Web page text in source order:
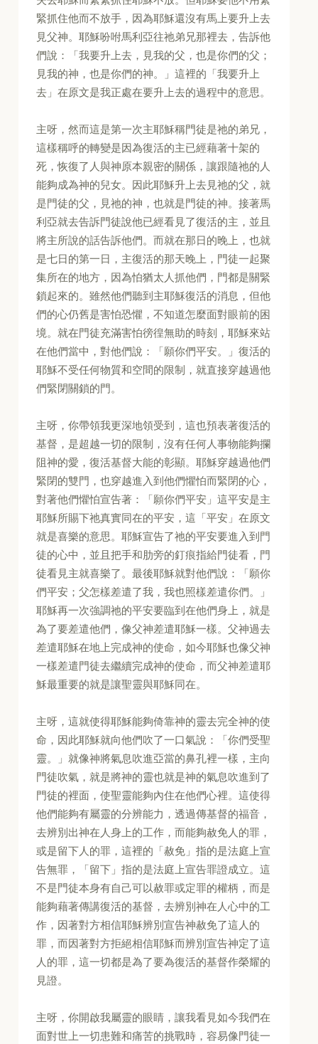
緊抓住他而不放手，因為耶穌還沒有馬上要升上去
見父神。耶穌吩咐馬利亞往祂弟兄那裡去，告訴他
們說：「我要升上去，見我的父，也是你們的父；
見我的神，也是你們的神。」這裡的「我要升上
去」在原文是我正處在要升上去的過程中的意思。
主呀，然而這是第一次主耶穌稱門徒是祂的弟兄，
這樣稱呼的轉變是因為復活的主已經藉著十架的
死，恢復了人與神原本親密的關係，讓跟隨祂的人
能夠成為神的兒女。因此耶穌升上去見祂的父，就
是門徒的父，見祂的神，也就是門徒的神。接著馬
利亞就去告訴門徒說他已經看見了復活的主，並且
將主所說的話告訴他們。而就在那日的晚上，也就
是七日的第一日，主復活的那天晚上，門徒一起聚
集所在的地方，因為怕猶太人抓他們，門都是關緊
鎖起來的。雖然他們聽到主耶穌復活的消息，但他
們的心仍舊是害怕恐懼，不知道怎麼面對眼前的困
境。就在門徒充滿害怕徬徨無助的時刻，耶穌來站
在他們當中，對他們說：「願你們平安。」復活的
耶穌不受任何物質和空間的限制，就直接穿越過他
們緊閉關鎖的門。
主呀，你帶領我更深地領受到，這也預表著復活的
基督，是超越一切的限制，沒有任何人事物能夠攔
阻神的愛，復活基督大能的彰顯。耶穌穿越過他們
緊閉的雙門，也穿越進入到他們懼怕而緊閉的心，
對著他們懼怕宣告著：「願你們平安」這平安是主
耶穌所賜下祂真實同在的平安，這「平安」在原文
就是喜樂的意思。耶穌宣告了祂的平安要進入到門
徒的心中，並且把手和肋旁的釘痕指給門徒看，門
徒看見主就喜樂了。最後耶穌就對他們說：「願你
們平安；父怎樣差遣了我，我也照樣差遣你們。」
耶穌再一次強調祂的平安要臨到在他們身上，就是
為了要差遣他們，像父神差遣耶穌一樣。父神過去
差遣耶穌在地上完成神的使命，如今耶穌也像父神
一樣差遣門徒去繼續完成神的使命，而父神差遣耶
穌最重要的就是讓聖靈與耶穌同在。
主呀，這就使得耶穌能夠倚靠神的靈去完全神的使
命，因此耶穌就向他們吹了一口氣說：「你們受聖
靈。」就像神將氣息吹進亞當的鼻孔裡一樣，主向
門徒吹氣，就是將神的靈也就是神的氣息吹進到了
門徒的裡面，使聖靈能夠內住在他們心裡。這使得
他們能夠有屬靈的分辨能力，透過傳基督的福音，
去辨別出神在人身上的工作，而能夠赦免人的罪，
或是留下人的罪，這裡的「赦免」指的是法庭上宣
告無罪，「留下」指的是法庭上宣告罪證成立。這
不是門徒本身有自己可以赦罪或定罪的權柄，而是
能夠藉著傳講復活的基督，去辨別神在人心中的工
作，因著對方相信耶穌辨別宣告神赦免了這人的
罪，而因著對方拒絕相信耶穌而辨別宣告神定了這
人的罪，這一切都是為了要為復活的基督作榮耀的
見證。
主呀，你開啟我屬靈的眼睛，讓我看見如今我們在
面對世上一切患難和痛苦的挑戰時，容易像門徒一